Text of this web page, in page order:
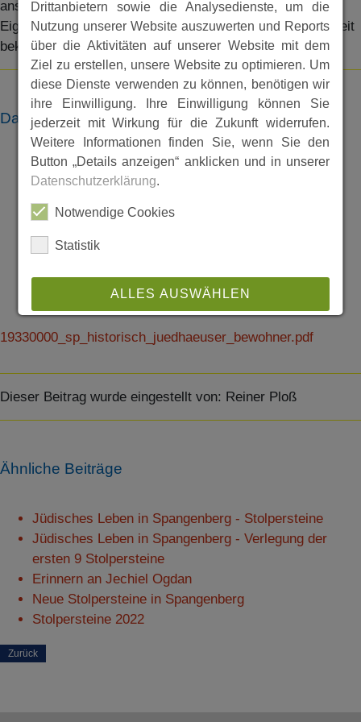
anschließende Liste enthält die Namen der ehemaligen
Eigentümer bzw. Bewohner sowie deren Schicksal - soweit
bekannt.
Dateien
19330000_sp_historisch_juedhaeuser_bewohner.pdf
Dieser Beitrag wurde eingestellt von: Reiner Ploß
Ähnliche Beiträge
Jüdisches Leben in Spangenberg - Stolpersteine
Jüdisches Leben in Spangenberg - Verlegung der
ersten 9 Stolpersteine
Erinnern an Jechiel Ogdan
Neue Stolpersteine in Spangenberg
Stolpersteine 2022
Zurück
Drittanbietern sowie die Analysedienste, um die
Nutzung unserer Website auszuwerten und Reports
über die Aktivitäten auf unserer Website mit dem
Ziel zu erstellen, unsere Website zu optimieren. Um
diese Dienste verwenden zu können, benötigen wir
ihre Einwilligung. Ihre Einwilligung können Sie
jederzeit mit Wirkung für die Zukunft widerrufen.
Weitere Informationen finden Sie, wenn Sie den
Button „Details anzeigen“ anklicken und in unserer
Datenschutzerklärung.
Notwendige Cookies
Statistik
ALLES AUSWÄHLEN
ABLEHNEN
SPEICHERN
Details anzeigen